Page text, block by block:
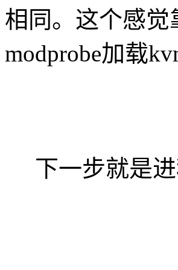
相同。这个感觉
modprobe加载
下一步就是进